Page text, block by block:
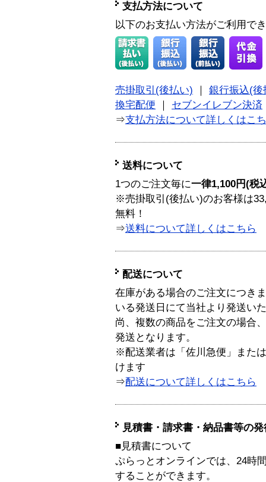
支払方法について
以下のお支払い方法がご利用で
売掛取引(後払い)
銀行振込(後
換宅配便
セブンイレブン決済
⇒支払方法について詳しくはこ
送料について
1つのご注文毎に一律1,100円(税
※売掛取引(後払い)のお客様は
無料！
⇒送料について詳しくはこちら
配送について
在庫がある場合のご注文につき
いる発送日にて当社より発送い
尚、複数の商品をご注文の場合
発送となります。
※配送業者は「佐川急便」また
けます
⇒配送について詳しくはこちら
見積書・請求書・納品書等の
■見積書について
ぷらっとオンラインでは、24時
することができます。